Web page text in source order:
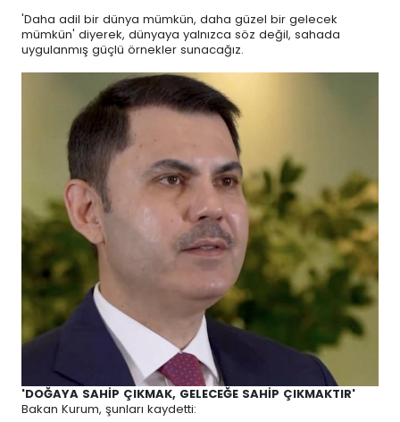
'Daha adil bir dünya mümkün, daha güzel bir gelecek
mümkün' diyerek, dünyaya yalnızca söz değil, sahada
uygulanmış güçlü örnekler sunacağız.
'DOĞAYA SAHİP ÇIKMAK, GELECEĞE SAHİP ÇIKMAKTIR'
Bakan Kurum, şunları kaydetti: